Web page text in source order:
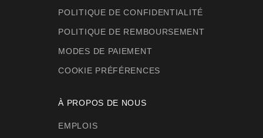
POLITIQUE DE CONFIDENTIALITÉ
POLITIQUE DE REMBOURSEMENT
MODES DE PAIEMENT
COOKIE PRÉFÉRENCES
À PROPOS DE NOUS
EMPLOIS